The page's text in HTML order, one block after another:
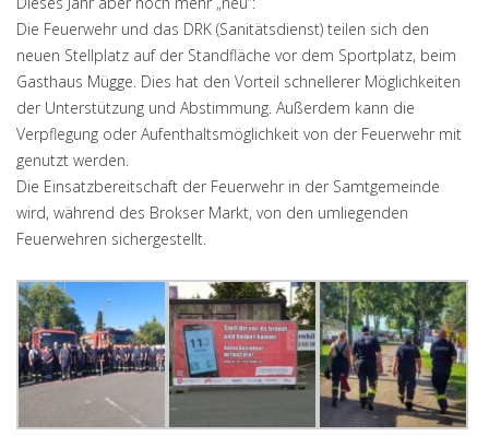
Die Feuerwehr und das DRK (Sanitätsdienst) teilen sich den
neuen Stellplatz auf der Standfläche vor dem Sportplatz, beim
Gasthaus Mügge. Dies hat den Vorteil schnellerer Möglichkeiten
der Unterstützung und Abstimmung. Außerdem kann die
Verpflegung oder Aufenthaltsmöglichkeit von der Feuerwehr mit
genutzt werden.
Die Einsatzbereitschaft der Feuerwehr in der Samtgemeinde
wird, während des Brokser Markt, von den umliegenden
Feuerwehren sichergestellt.